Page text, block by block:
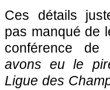
Ces détails
pas manqué de
conférence
avons eu le
Ligue des